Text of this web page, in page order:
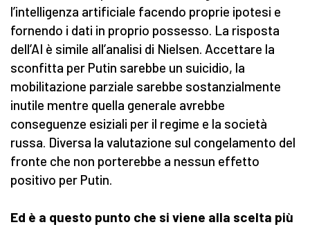
l’intelligenza artificiale facendo proprie ipotesi e
fornendo i dati in proprio possesso. La risposta
dell’AI è simile all’analisi di Nielsen. Accettare la
sconfitta per Putin sarebbe un suicidio, la
mobilitazione parziale sarebbe sostanzialmente
inutile mentre quella generale avrebbe
conseguenze esiziali per il regime e la società
russa. Diversa la valutazione sul congelamento del
fronte che non porterebbe a nessun effetto
positivo per Putin.
Ed è a questo punto che si viene alla scelta più